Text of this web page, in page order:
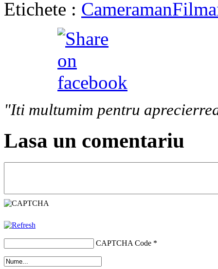
Etichete : Cameraman
"Iti multumim pentru
Lasa un comentariu
CAPTCHA Code *